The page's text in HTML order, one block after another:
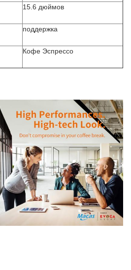
15.6 дюймов
поддержка
Кофе Эспрессо